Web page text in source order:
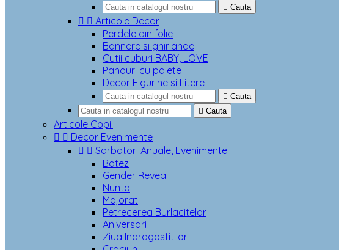
 Cauta
  Articole Decor
Perdele din folie
Bannere si ghirlande
Cutii cuburi BABY, LOVE
Panouri cu paiete
Decor Figurine si Litere
 Cauta
 Cauta
Articole Copii
  Decor Evenimente
  Sarbatori Anuale, Evenimente
Botez
Gender Reveal
Nunta
Majorat
Petrecerea Burlacitelor
Aniversari
Ziua Indragostitilor